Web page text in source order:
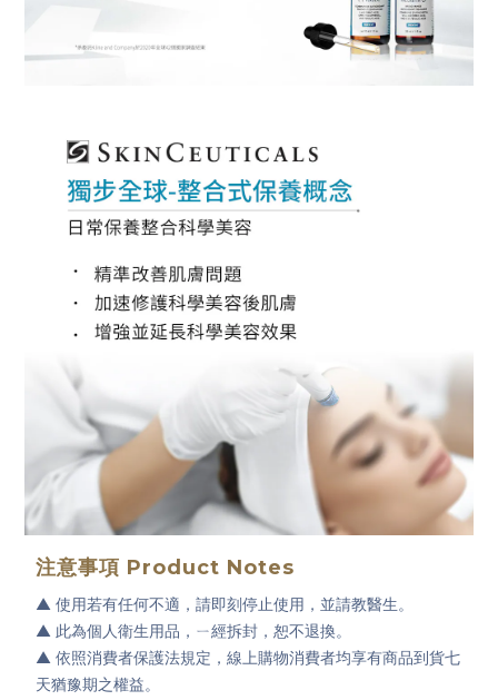
注意事項 Product Notes
▲ 使用若有任何不適，請即刻停止使用，並請教醫生。
▲ 此為個人衛生用品，ㄧ經拆封，恕不退換。
▲ 依照消費者保護法規定，線上購物消費者均享有商品到貨七
天猶豫期之權益。